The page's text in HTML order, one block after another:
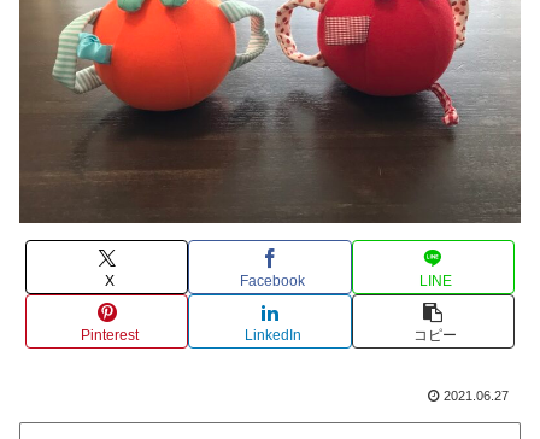
X Facebook LINE
Pinterest LinkedIn コピー
2021.06.27